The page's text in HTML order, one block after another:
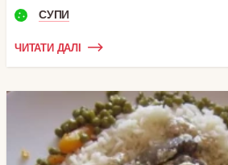
СУПИ
ЧИТАТИ ДАЛІ